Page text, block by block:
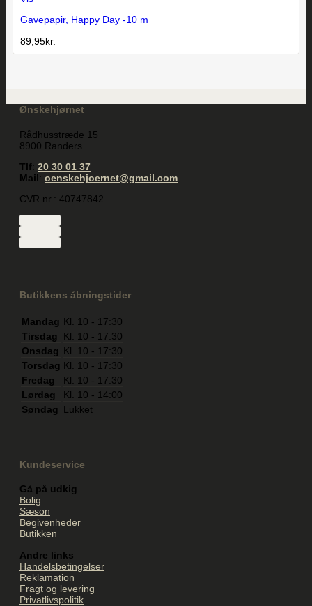
Gavepapir, Happy Day -10 m
89,95kr.
Ønskehjørnet
Rådhusstræde 15
8900 Randers
Tlf: 20 30 01 37
Mail: oenskehjoernet@gmail.com
CVR nr.: 40747842
Butikkens åbningstider
Mandag Kl. 10 - 17:30
Tirsdag
Kl. 10 - 17:30
Onsdag Kl. 10 - 17:30
Torsdag Kl. 10 - 17:30
Fredag
Kl. 10 - 17:30
Lørdag
Kl. 10 - 14:00
Søndag
Lukket
Kundeservice
Gå på udkig
Bolig
Sæson
Begivenheder
Butikken
Andre links
Handelsbetingelser
Reklamation
Fragt og levering
Privatlivspolitik